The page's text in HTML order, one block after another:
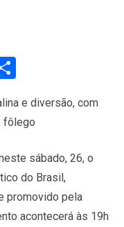
e diversão, com
fôlego
sábado, 26, o
do Brasil,
promovido pela
acontecerá às 19h